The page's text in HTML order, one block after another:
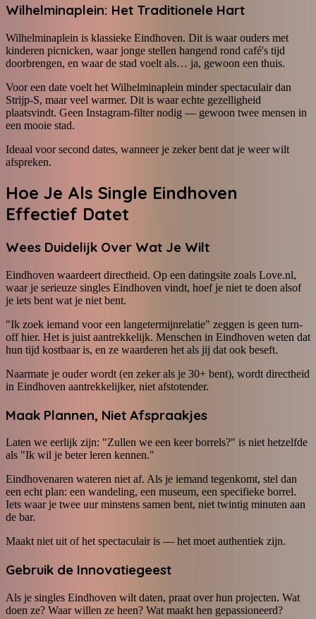
Wilhelminaplein: Het Traditionele Hart
Wilhelminaplein is klassieke Eindhoven. Dit is waar ouders met
kinderen picnicken, waar jonge stellen hangend rond café's tijd
doorbrengen, en waar de stad voelt als… ja, gewoon een thuis.
Voor een date voelt het Wilhelminaplein minder spectaculair dan
Strijp-S, maar veel warmer. Dit is waar echte gezelligheid
plaatsvindt. Geen Instagram-filter nodig — gewoon twee mensen in
een mooie stad.
Ideaal voor second dates, wanneer je zeker bent dat je weer wilt
afspreken.
Hoe Je Als Single Eindhoven
Effectief Datet
Wees Duidelijk Over Wat Je Wilt
Eindhoven waardeert directheid. Op een datingsite zoals Love.nl,
waar je serieuze singles Eindhoven vindt, hoef je niet te doen alsof
je iets bent wat je niet bent.
"Ik zoek iemand voor een langetermijnrelatie" zeggen is geen turn-
off hier. Het is juist aantrekkelijk. Menschen in Eindhoven weten dat
hun tijd kostbaar is, en ze waarderen het als jij dat ook beseft.
Naarmate je ouder wordt (en zeker als je 30+ bent), wordt directheid
in Eindhoven aantrekkelijker, niet afstotender.
Maak Plannen, Niet Afspraakjes
Laten we eerlijk zijn: "Zullen we een keer borrels?" is niet hetzelfde
als "Ik wil je beter leren kennen."
Eindhovenaren wateren niet af. Als je iemand tegenkomt, stel dan
een echt plan: een wandeling, een museum, een specifieke borrel.
Iets waar je twee uur minstens samen bent, niet twintig minuten aan
de bar.
Maakt niet uit of het spectaculair is — het moet authentiek zijn.
Gebruik de Innovatiegeest
Als je singles Eindhoven wilt daten, praat over hun projecten. Wat
doen ze? Waar willen ze heen? Wat maakt hen gepassioneerd?